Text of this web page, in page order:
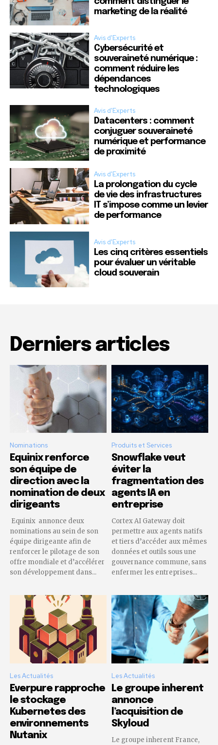
marketing de la réalité
Avis d'Experts
Cybersécurité et
souveraineté numérique :
comment réduire les
dépendances
technologiques
Avis d'Experts
Datacenters : comment
conjuguer souveraineté
numérique et performance
de proximité
Avis d'Experts
La prolongation du cycle
de vie des infrastructures
IT s’impose comme un levier
de performance
Avis d'Experts
Les cinq critères essentiels
pour évaluer un véritable
cloud souverain
Derniers articles
Nominations
Equinix renforce
son équipe de
direction avec la
nomination de deux
dirigeants
Equinix annonce deux
nominations au sein de son
équipe dirigeante afin de
renforcer le pilotage de son
offre mondiale et d’accélérer
son développement dans...
Produits et Services
Snowflake veut
éviter la
fragmentation des
agents IA en
entreprise
Cortex AI Gateway doit
permettre aux agents natifs
et tiers d’accéder aux mêmes
données et outils sous une
gouvernance commune, sans
enfermer les entreprises...
Les Actualités
Everpure rapproche
le stockage
Kubernetes des
environnements
Nutanix
Les Actualités
Le groupe inherent
annonce
l’acquisition de
Skyloud
Le groupe inherent France,